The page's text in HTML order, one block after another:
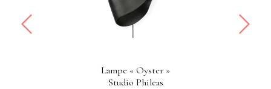
Lampe « Oyster »
Studio Phileas